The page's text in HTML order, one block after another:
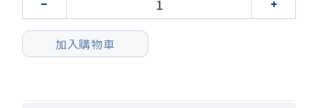
加入購物車